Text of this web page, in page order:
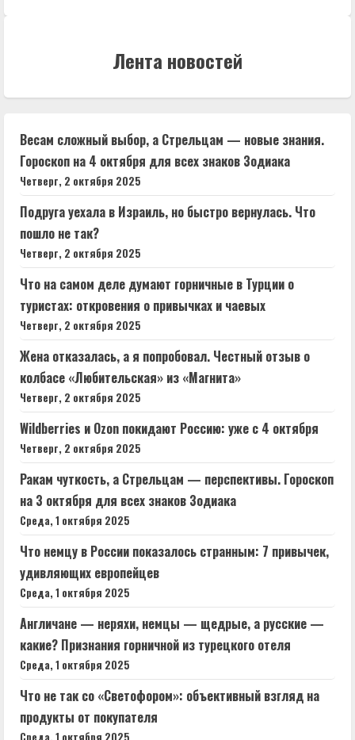
Лента новостей
Весам сложный выбор, а Стрельцам — новые знания.
Гороскоп на 4 октября для всех знаков Зодиака
Четверг, 2 октября 2025
Подруга уехала в Израиль, но быстро вернулась. Что
пошло не так?
Четверг, 2 октября 2025
Что на самом деле думают горничные в Турции о
туристах: откровения о привычках и чаевых
Четверг, 2 октября 2025
Жена отказалась, а я попробовал. Честный отзыв о
колбасе «Любительская» из «Магнита»
Четверг, 2 октября 2025
Wildberries и Ozon покидают Россию: уже с 4 октября
Четверг, 2 октября 2025
Ракам чуткость, а Стрельцам — перспективы. Гороскоп
на 3 октября для всех знаков Зодиака
Среда, 1 октября 2025
Что немцу в России показалось странным: 7 привычек,
удивляющих европейцев
Среда, 1 октября 2025
Англичане — неряхи, немцы — щедрые, а русские —
какие? Признания горничной из турецкого отеля
Среда, 1 октября 2025
Что не так со «Светофором»: объективный взгляд на
продукты от покупателя